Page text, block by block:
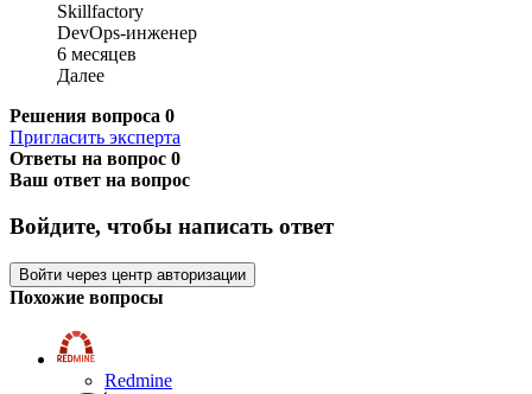
Skillfactory
DevOps-инженер
6 месяцев
Далее
Решения вопроса 0
Пригласить эксперта
Ответы на вопрос 0
Ваш ответ на вопрос
Войдите, чтобы написать ответ
Войти через центр авторизации
Похожие вопросы
Redmine